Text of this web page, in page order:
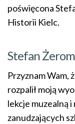
poświęcona
Historii Kielc.
Stefan
Przyznam Wam,
rozpalił moją
lekcje muzealną
zanudzających